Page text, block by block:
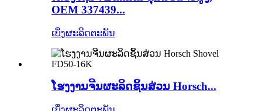
OEM 337439...
ເບິ່ງຜະລິດຕະພັນ
ໂຮງງານຈີນຜະລິດຊິ້ນສ່ວນ Horsch...